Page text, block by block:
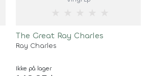
The Great Ray Charles
Ray Charles
Ikke på lager